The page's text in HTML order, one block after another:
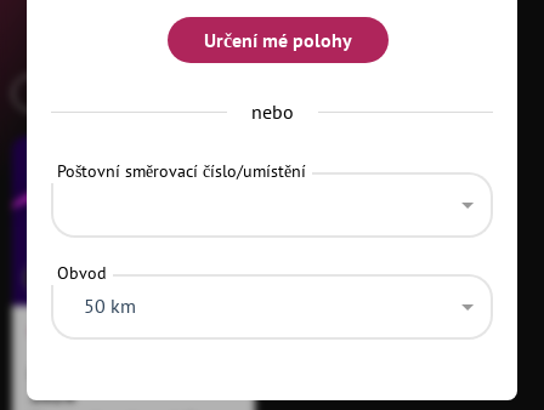
Složení
16 19.5 km
2026
Určení mé polohy
nebo
Poštovní směrovací číslo/umístění
Obvod
50 km